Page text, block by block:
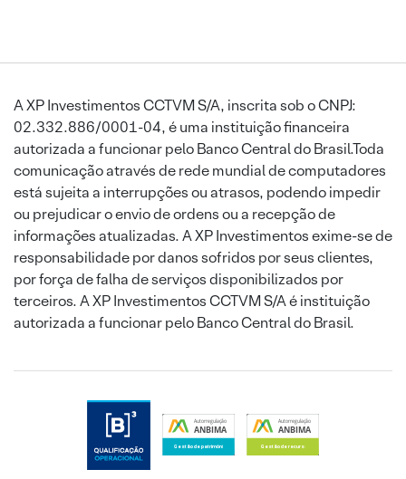
A XP Investimentos CCTVM S/A, inscrita sob o CNPJ:
02.332.886/0001-04, é uma instituição financeira
autorizada a funcionar pelo Banco Central do Brasil.Toda
comunicação através de rede mundial de computadores
está sujeita a interrupções ou atrasos, podendo impedir
ou prejudicar o envio de ordens ou a recepção de
informações atualizadas. A XP Investimentos exime-se de
responsabilidade por danos sofridos por seus clientes,
por força de falha de serviços disponibilizados por
terceiros. A XP Investimentos CCTVM S/A é instituição
autorizada a funcionar pelo Banco Central do Brasil.